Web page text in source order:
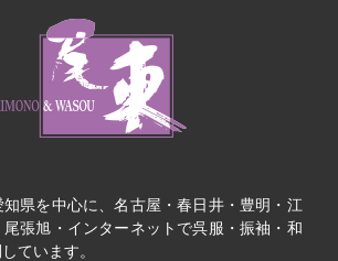
県を中心に、名古屋・春日井・豊明・江
張旭・インターネットで呉服・振袖・和
ています。